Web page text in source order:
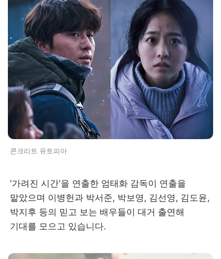
콘크리트 유토피아
'가려진 시간'을 연출한 엄태화 감독이 연출을
맡았으며 이병헌과 박서준, 박보영, 김선영, 김도윤,
박지후 등의 믿고 보는 배우들이 대거 출연해
기대를 모으고 있습니다.